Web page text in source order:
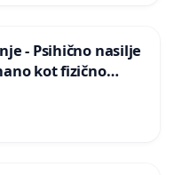
- Psihično nasilje
kot fizično